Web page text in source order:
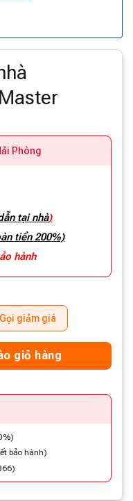
Phòng
tại nhà)
tiền 200%)
hành
Gọi giảm giá
giỏ hàng
bảo hành)